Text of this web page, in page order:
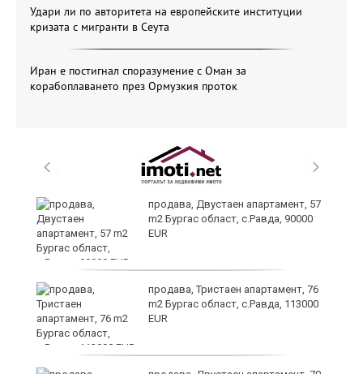
Удари ли по авторитета на европейските институции
кризата с мигранти в Сеута
Иран е постигнал споразумение с Оман за
корабоплаването през Ормузкия проток
продава, Двустаен апартамент, 57
m2 Бургас област, с.Равда, 90000
EUR
продава, Тристаен апартамент, 76
m2 Бургас област, с.Равда, 113000
EUR